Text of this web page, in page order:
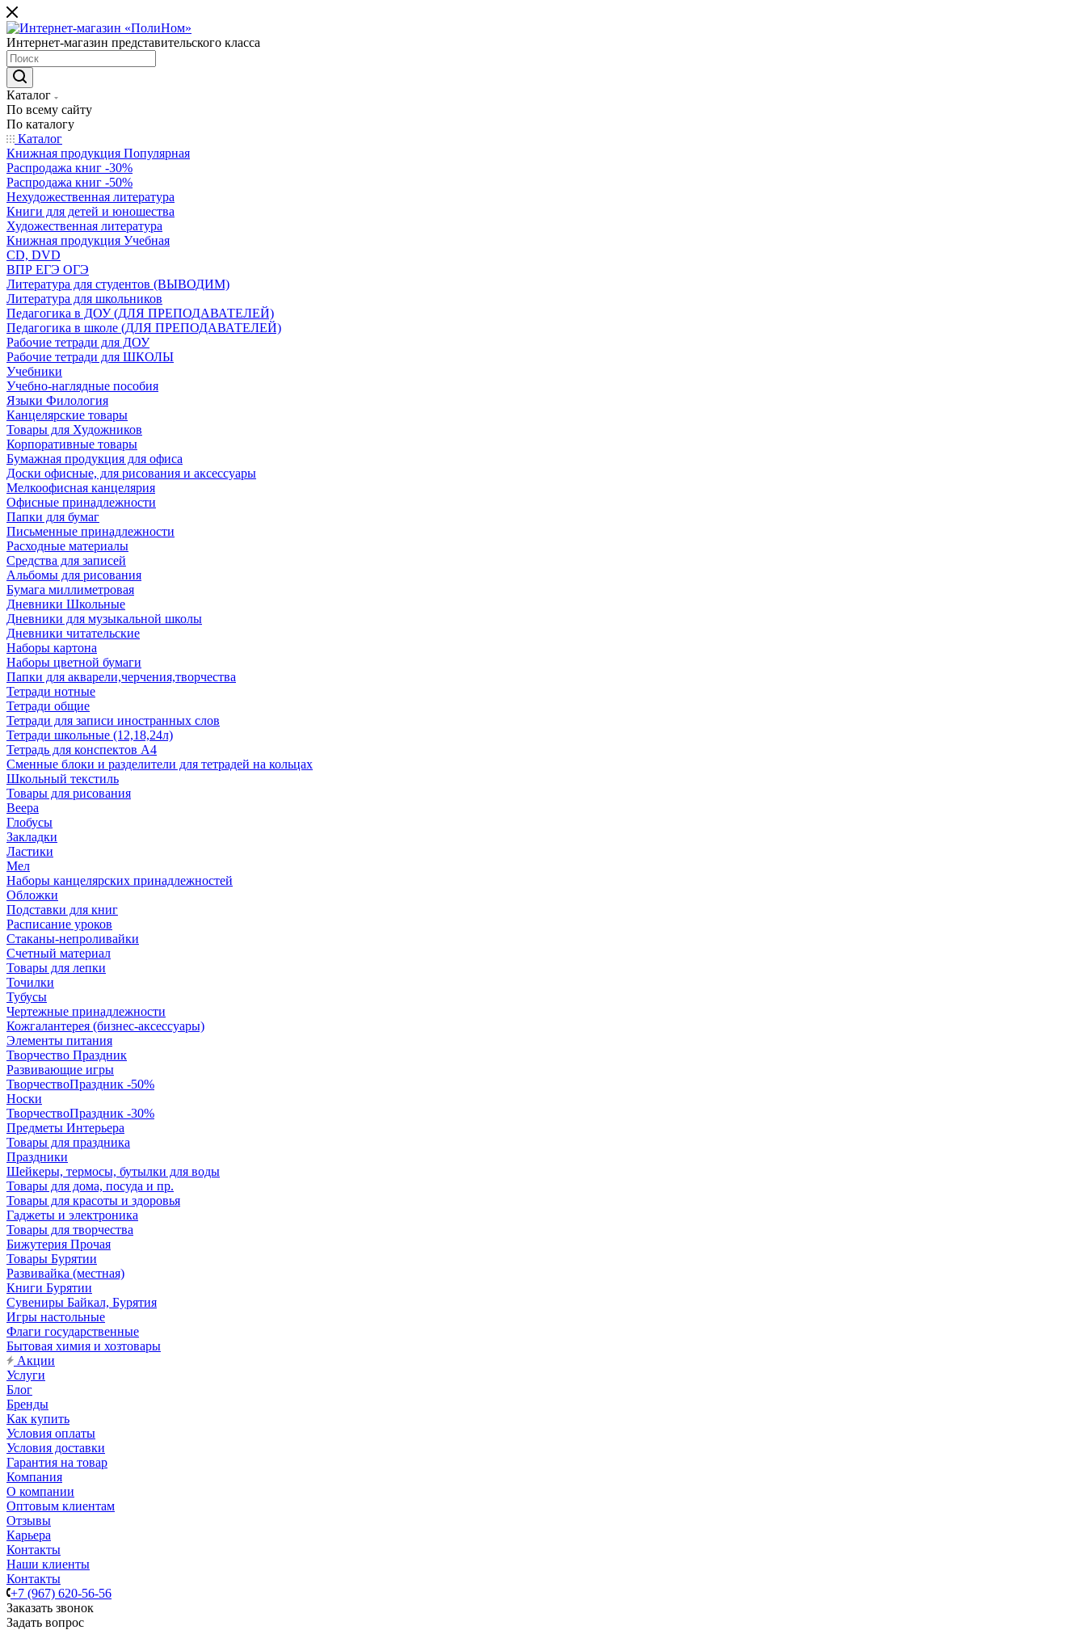
Интернет-магазин представительского класса
Каталог
По всему сайту
По каталогу
Каталог
Книжная продукция Популярная
Распродажа книг -30%
Распродажа книг -50%
Нехудожественная литература
Книги для детей и юношества
Художественная литература
Книжная продукция Учебная
CD, DVD
ВПР ЕГЭ ОГЭ
Литература для студентов (ВЫВОДИМ)
Литература для школьников
Педагогика в ДОУ (ДЛЯ ПРЕПОДАВАТЕЛЕЙ)
Педагогика в школе (ДЛЯ ПРЕПОДАВАТЕЛЕЙ)
Рабочие тетради для ДОУ
Рабочие тетради для ШКОЛЫ
Учебники
Учебно-наглядные пособия
Языки Филология
Канцелярские товары
Товары для Художников
Корпоративные товары
Бумажная продукция для офиса
Доски офисные, для рисования и аксессуары
Мелкоофисная канцелярия
Офисные принадлежности
Папки для бумаг
Письменные принадлежности
Расходные материалы
Средства для записей
Альбомы для рисования
Бумага миллиметровая
Дневники Школьные
Дневники для музыкальной школы
Дневники читательские
Наборы картона
Наборы цветной бумаги
Папки для акварели,черчения,творчества
Тетради нотные
Тетради общие
Тетради для записи иностранных слов
Тетради школьные (12,18,24л)
Тетрадь для конспектов А4
Сменные блоки и разделители для тетрадей на кольцах
Школьный текстиль
Товары для рисования
Веера
Глобусы
Закладки
Ластики
Мел
Наборы канцелярских принадлежностей
Обложки
Подставки для книг
Расписание уроков
Стаканы-непроливайки
Счетный материал
Товары для лепки
Точилки
Тубусы
Чертежные принадлежности
Кожгалантерея (бизнес-аксессуары)
Элементы питания
Творчество Праздник
Развивающие игры
ТворчествоПраздник -50%
Носки
ТворчествоПраздник -30%
Предметы Интерьера
Товары для праздника
Праздники
Шейкеры, термосы, бутылки для воды
Товары для дома, посуда и пр.
Товары для красоты и здоровья
Гаджеты и электроника
Товары для творчества
Бижутерия Прочая
Товары Бурятии
Развивайка (местная)
Книги Бурятии
Сувениры Байкал, Бурятия
Игры настольные
Флаги государственные
Бытовая химия и хозтовары
Акции
Услуги
Блог
Бренды
Как купить
Условия оплаты
Условия доставки
Гарантия на товар
Компания
О компании
Оптовым клиентам
Отзывы
Карьера
Контакты
Наши клиенты
Контакты
+7 (967) 620-56-56
Заказать звонок
Задать вопрос